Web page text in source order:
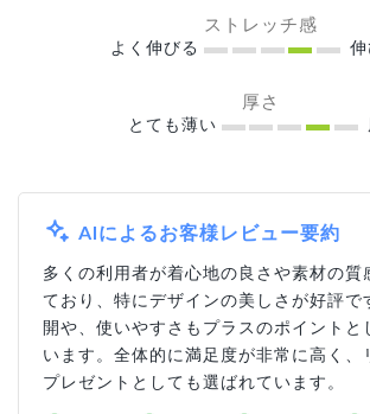
ストレッチ感
よく伸びる
厚さ
とても薄い
AIによるお客様レビュー要約
多くの利用者が着心地の良さや素材の質
ており、特にデザインの美しさが好評で
開や、使いやすさもプラスのポイントと
います。全体的に満足度が非常に高く、
プレゼントとしても選ばれています。